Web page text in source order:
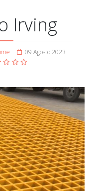
Irving
09 Agosto 2023